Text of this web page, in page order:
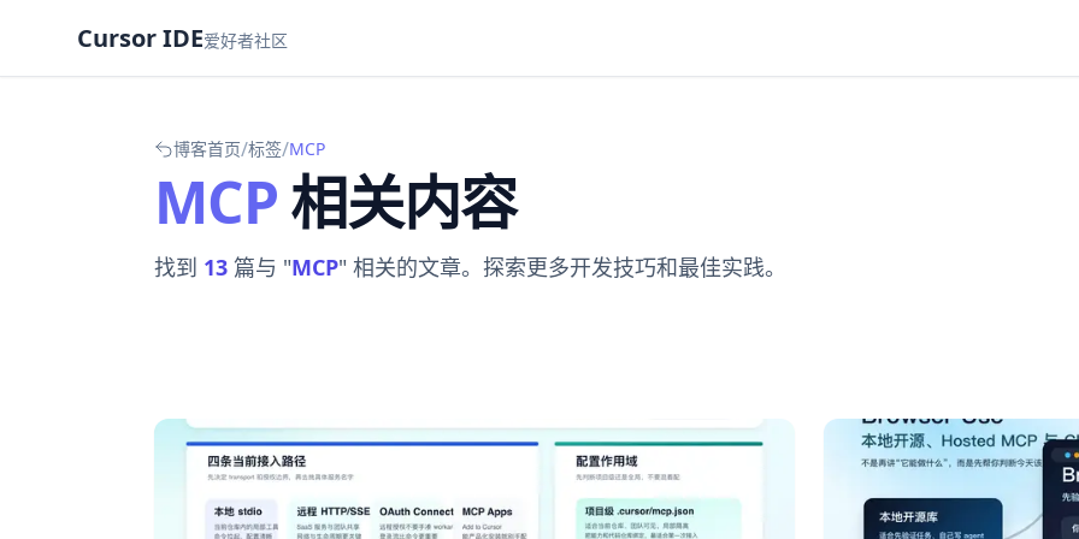
Cursor IDE爱好者社区
博客首页/标签/MCP
MCP相关内容
找到 13 篇与 "MCP" 相关的文章。探索更多开发技巧和最佳实践。